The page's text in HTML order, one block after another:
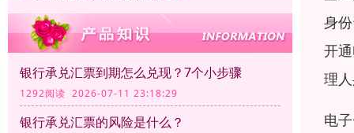
银行承兑汇票到期怎么兑现？7个小步骤
1292阅读 2026-07-11 23:18:29
银行承兑汇票的风险是什么？
身
开
理
电